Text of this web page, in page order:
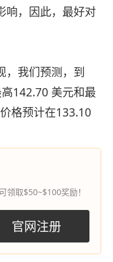
响，因此，最好对
，我们预测，到
142.70 美元和最
格预计在133.10
领取$50~$100奖励！
官网注册